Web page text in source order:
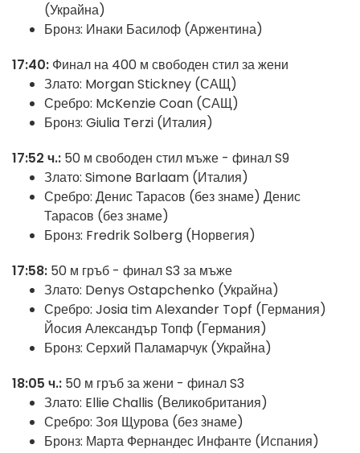
(Украйна)
Бронз: Инаки Басилоф (Аржентина)
17:40: Финал на 400 м свободен стил за жени
Злато: Morgan Stickney (САЩ)
Сребро: McKenzie Coan (САЩ)
Бронз: Giulia Terzi (Италия)
17:52 ч.: 50 м свободен стил мъже - финал S9
Злато: Simone Barlaam (Италия)
Сребро: Денис Тарасов (без знаме) Денис
Тарасов (без знаме)
Бронз: Fredrik Solberg (Норвегия)
17:58: 50 м гръб - финал S3 за мъже
Злато: Denys Ostapchenko (Украйна)
Сребро: Josia tim Alexander Topf (Германия)
Йосия Александър Топф (Германия)
Бронз: Серхий Паламарчук (Украйна)
18:05 ч.: 50 м гръб за жени - финал S3
Злато: Ellie Challis (Великобритания)
Сребро: Зоя Щурова (без знаме)
Бронз: Марта Фернандес Инфанте (Испания)